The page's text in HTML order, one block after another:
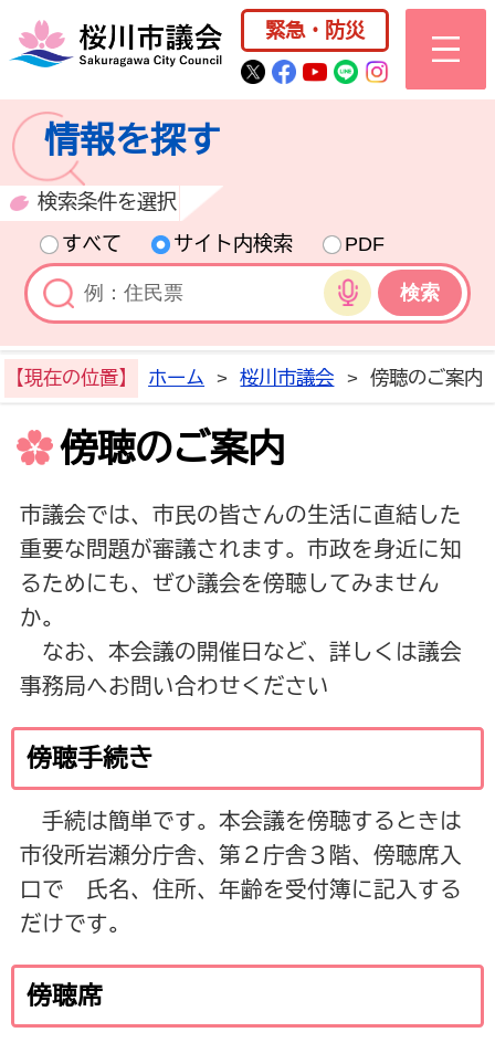
桜川市公式ホー
緊急・防災
桜川市公式Twitter
桜川市公式
桜川市公式
桜川市公式
情報を探す
検索条件を選択
すべて
サイト内検索
PDF
音声検索
【現在の位置】 ホーム > 桜川市議会 > 傍聴のご案内
傍聴のご案内
市議会では、市民の皆さんの生活に直結した
重要な問題が審議されます。市政を身近に知
るためにも、ぜひ議会を傍聴してみません
か。
なお、本会議の開催日など、詳しくは議会
事務局へお問い合わせください
傍聴手続き
手続は簡単です。本会議を傍聴するときは
市役所岩瀬分庁舎、第２庁舎３階、傍聴席入
口で 氏名、住所、年齢を受付簿に記入する
だけです。
傍聴席